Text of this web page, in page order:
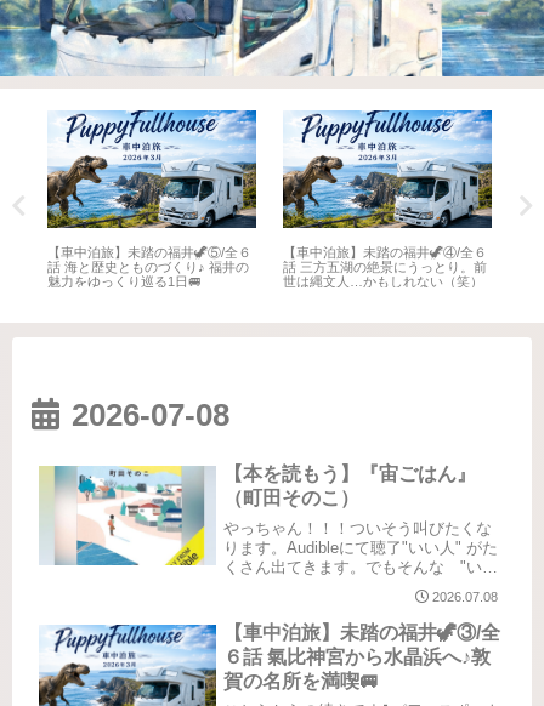
【車中泊旅】未踏の福井🦖⑤/全６
話 海と歴史とものづくり♪ 福井の
魅力をゆっくり巡る1日🚐
【車中泊旅】未踏の福井🦖④/全６
話 三方五湖の絶景にうっとり。前
世は縄文人…かもしれない（笑）
2026-07-08
【本を読もう】『宙ごはん』
（町田そのこ）
やっちゃん！！！ついそう叫びたくな
ります。Audibleにて聴了"いい人" がた
くさん出てきます。でもそんな "いい
人" は過去に様々な事情を持った人た
ち。"いい人" って？"優しい人"って？言
葉にすればたった一言だけれど、ちゃ
んと説明でき...
2026.07.08
【車中泊旅】未踏の福井🦖③/全
６話 氣比神宮から水晶浜へ♪敦
賀の名所を満喫🚐